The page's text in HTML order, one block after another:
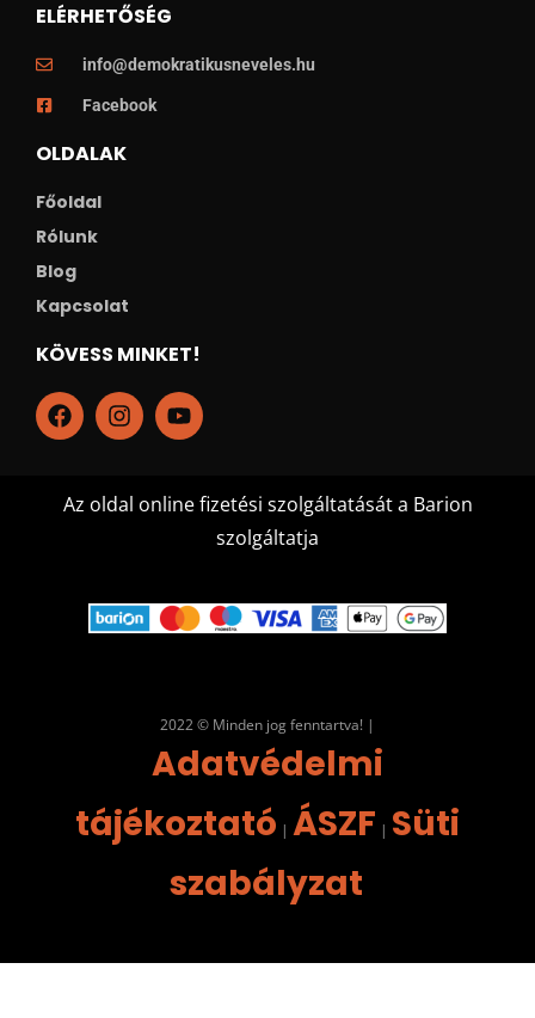
ELÉRHETŐSÉG
info@demokratikusneveles.hu
Facebook
OLDALAK
Főoldal
Rólunk
Blog
Kapcsolat
KÖVESS MINKET!
Az oldal online fizetési szolgáltatását a Barion
szolgáltatja
2022 © Minden jog fenntartva! |
Adatvédelmi
tájékoztató | ÁSZF | Süti
szabályzat